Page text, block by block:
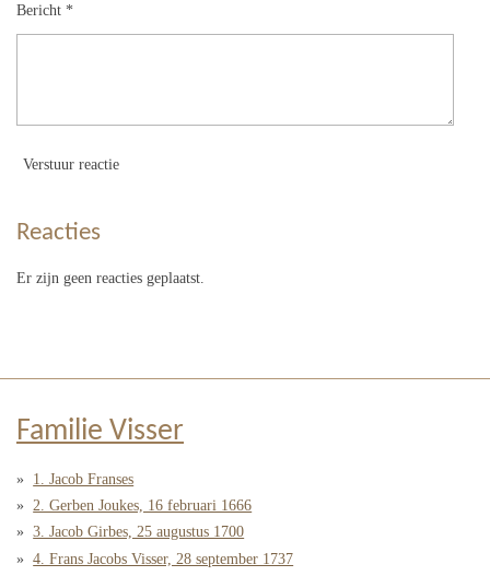
Bericht *
Verstuur reactie
Reacties
Er zijn geen reacties geplaatst.
Familie Visser
1. Jacob Franses
2. Gerben Joukes, 16 februari 1666
3. Jacob Girbes, 25 augustus 1700
4. Frans Jacobs Visser, 28 september 1737